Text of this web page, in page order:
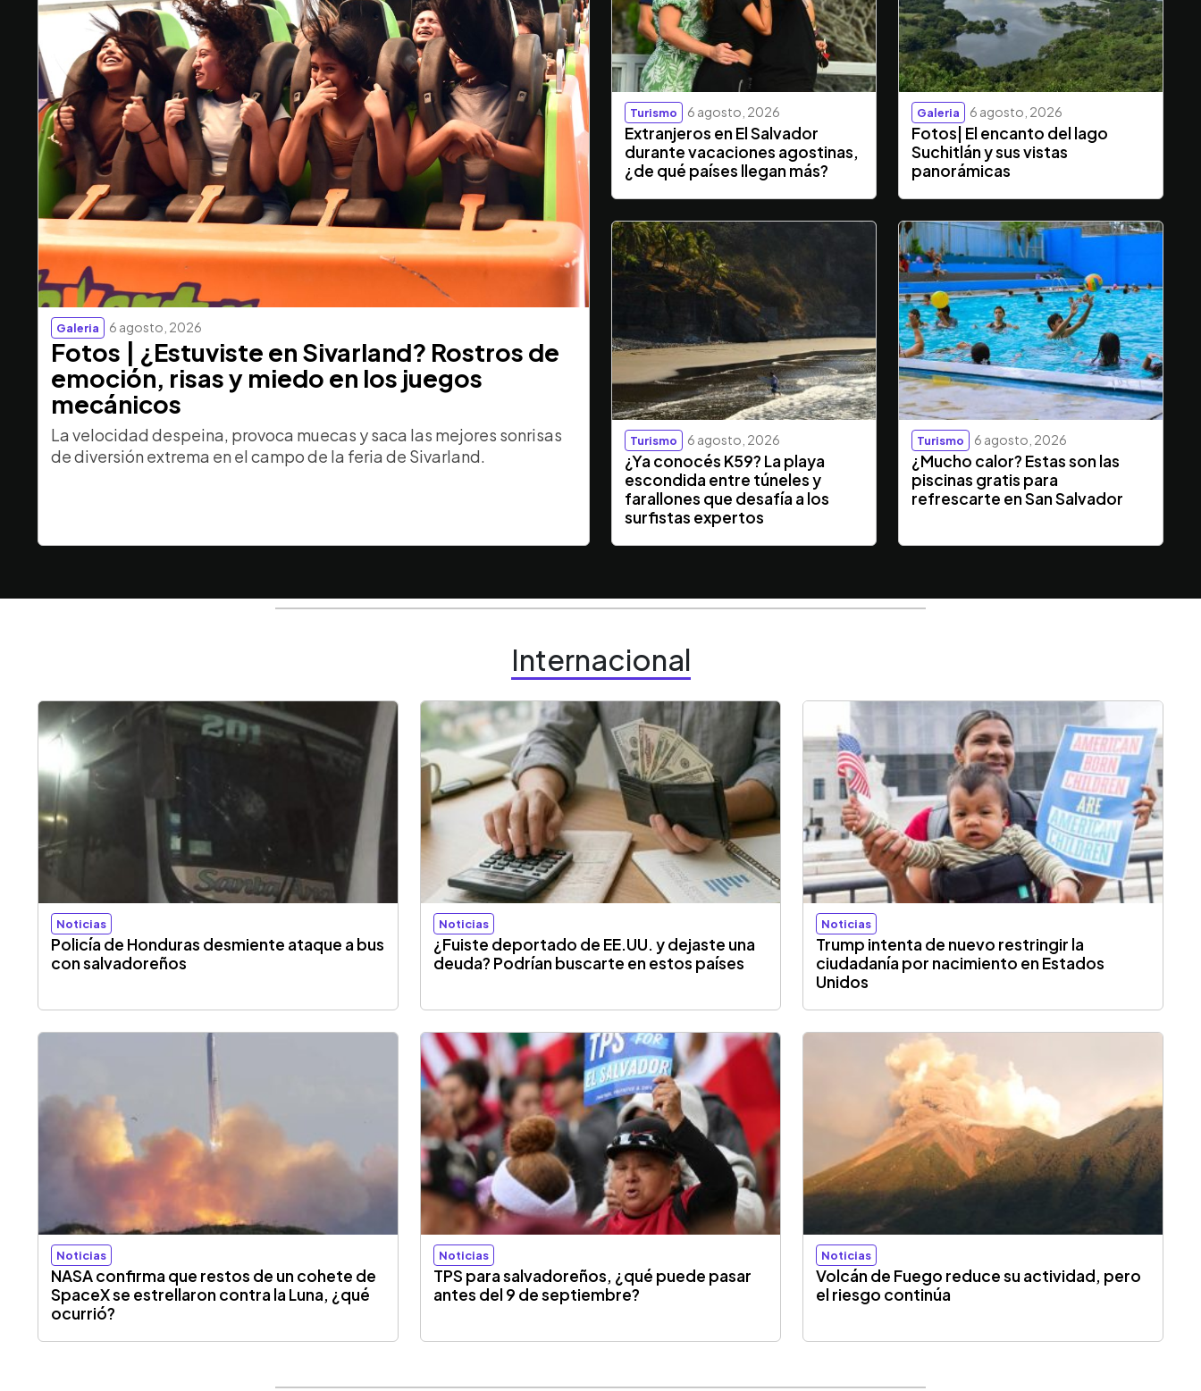
Galeria 6 agosto, 2026
Fotos | ¿Estuviste en Sivarland? Rostros de
emoción, risas y miedo en los juegos
mecánicos
La velocidad despeina, provoca muecas y saca las mejores sonrisas
de diversión extrema en el campo de la feria de Sivarland.
Turismo 6 agosto, 2026
Extranjeros en El Salvador
durante vacaciones agostinas,
¿de qué países llegan más?
Galeria 6 agosto, 2026
Fotos| El encanto del lago
Suchitlán y sus vistas
panorámicas
Turismo 6 agosto, 2026
¿Ya conocés K59? La playa
escondida entre túneles y
farallones que desafía a los
surfistas expertos
Turismo 6 agosto, 2026
¿Mucho calor? Estas son las
piscinas gratis para
refrescarte en San Salvador
Internacional
Noticias
Policía de Honduras desmiente ataque a bus
con salvadoreños
Noticias
¿Fuiste deportado de EE.UU. y dejaste una
deuda? Podrían buscarte en estos países
Noticias
Trump intenta de nuevo restringir la
ciudadanía por nacimiento en Estados
Unidos
Noticias
NASA confirma que restos de un cohete de
SpaceX se estrellaron contra la Luna, ¿qué
ocurrió?
Noticias
TPS para salvadoreños, ¿qué puede pasar
antes del 9 de septiembre?
Noticias
Volcán de Fuego reduce su actividad, pero
el riesgo continúa